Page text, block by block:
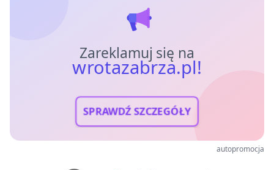
Zareklamuj się na
wrotazabrza.pl!
SPRAWDŹ SZCZEGÓŁY
autopromocja